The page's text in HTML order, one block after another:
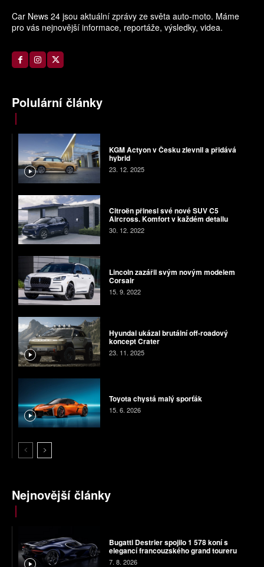
Car News 24 jsou aktuální zprávy ze světa auto-moto. Máme
pro vás nejnovější informace, reportáže, výsledky, videa.
Polulární články
KGM Actyon v Česku zlevnil a přidává
hybrid
23. 12. 2025
Citroën přinesl své nové SUV C5
Aircross. Komfort v každém detailu
30. 12. 2022
Lincoln zazářil svým novým modelem
Corsair
15. 9. 2022
Hyundai ukázal brutální off-roadový
koncept Crater
23. 11. 2025
Toyota chystá malý sporťák
15. 6. 2026
Nejnovější články
Bugatti Destrier spojilo 1 578 koní s
elegancí francouzského grand toureru
7. 8. 2026